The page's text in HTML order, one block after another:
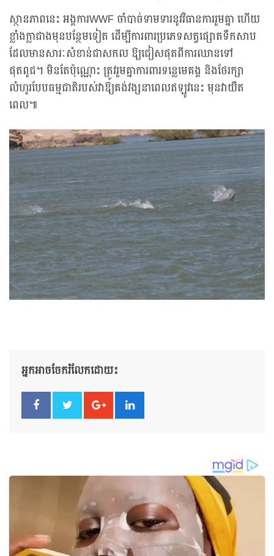
ស្ថានភាពនេះ អង្គការWWF ចាំបាច់ទាមទារនូវវិធានការរួមគ្នា ហើយ
ខ្លាំងក្លាជាងមុនបន្ថែមទៀត ដើម្បីការពារប្រភេទសត្វផ្សោតទឹកសាប
ដែលមានសារៈសំខាន់ជាសកល ឱ្យជៀសផុតពីការឈានទៅ
ផុតពូជ។ មិនតែប៉ុណ្ណោះ ត្រូវរួមគ្នាការពារទន្លេមេគង្គ និងថែរក្សា
លំហូរបែបធម្មជាតិរបស់វាឱ្យគង់វង្សនាពេលឥឡូវនេះ មុនវាយឺត
ពេល៕
អ្នកអាចចែករំលែកដោយ៖